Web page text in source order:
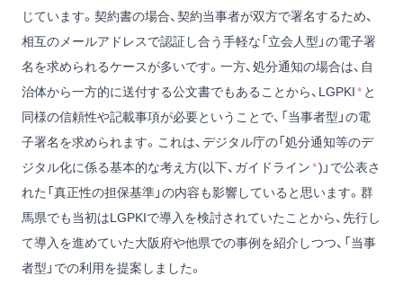
じています。契約書の場合、契約当事者が双方で署名するため、
相互のメールアドレスで認証し合う手軽な「立会人型」の電子署
名を求められるケースが多いです。一方、処分通知の場合は、自
治体から一方的に送付する公文書でもあることから、LGPKI* と
同様の信頼性や記載事項が必要ということで、「当事者型」の電
子署名を求められます。これは、デジタル庁の「処分通知等のデ
ジタル化に係る基本的な考え方(以下、ガイドライン*)」で公表さ
れた「真正性の担保基準」の内容も影響していると思います。群
馬県でも当初はLGPKIで導入を検討されていたことから、先行し
て導入を進めていた大阪府や他県での事例を紹介しつつ、「当事
者型」での利用を提案しました。